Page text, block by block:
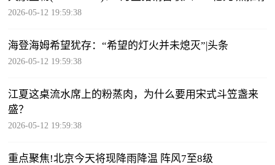
2026-05-12 19:59:38
海登海姆希望犹存：“希望的灯火并未熄灭”|头条
2026-05-12 19:59:38
江夏这桌流水席上的粉蒸肉，为什么要用宋式斗笠盏来
盛？
2026-05-12 19:59:38
重点聚焦!北京今天将现降雨降温 阵风7至8级